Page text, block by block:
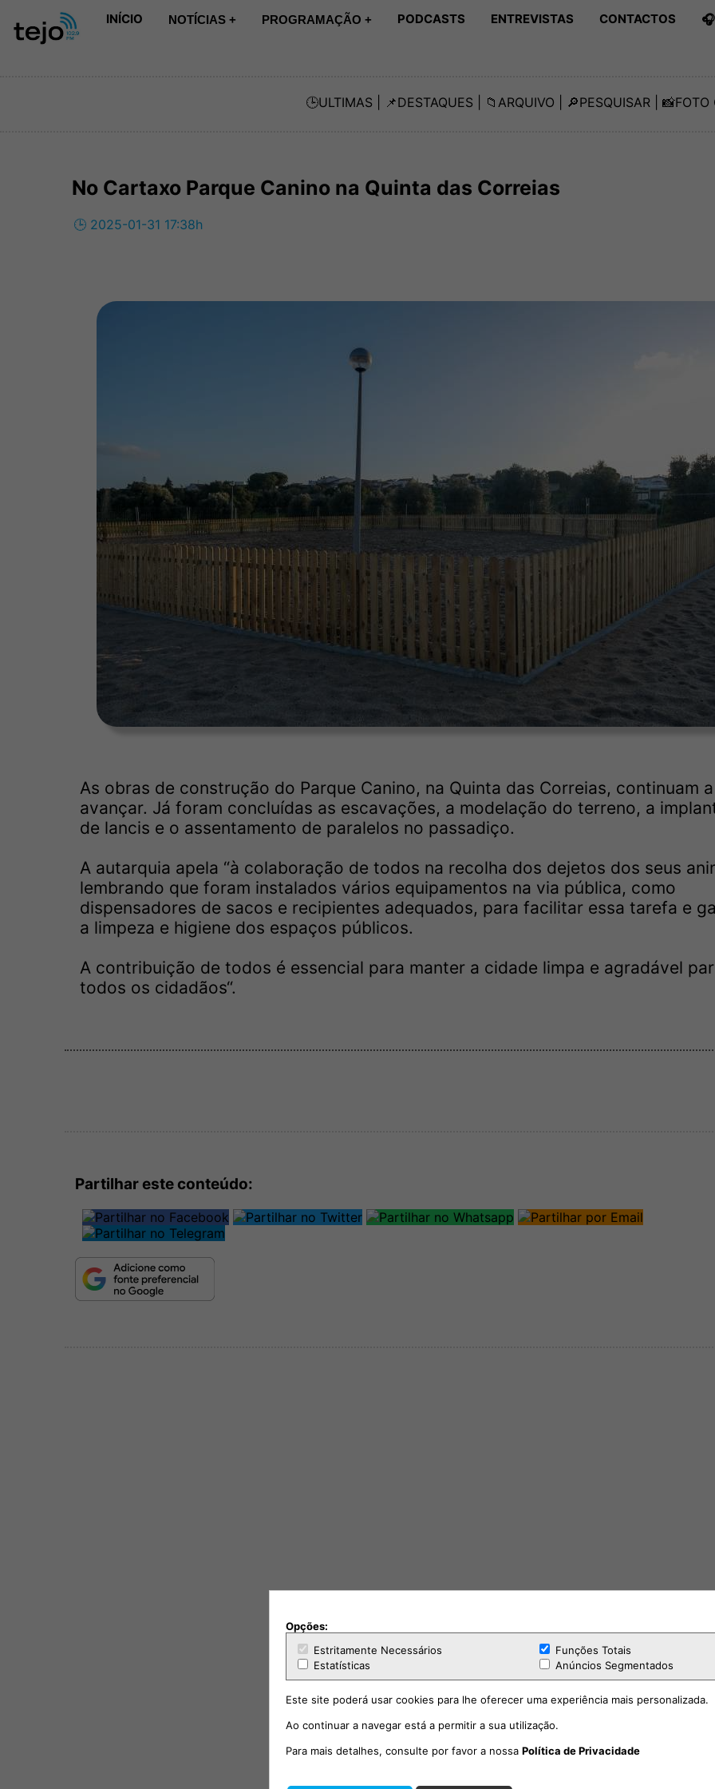
INÍCIO NOTÍCIAS + PROGRAMAÇÃO + PODCASTS ENTREVISTAS CONTACTOS
🕒ULTIMAS | 📌DESTAQUES | 📁 ARQUIVO | 🔎PESQUISAR | 📸FOTO
No Cartaxo Parque Canino na Quinta das Correias
🕒 2025-01-31 17:38h
As obras de construção do Parque Canino, na Quinta das Correias, continuam a
avançar. Já foram concluídas as escavações, a modelação do terreno, a
de lancis e o assentamento de paralelos no passadiço.
A autarquia apela “à colaboração de todos na recolha dos dejetos dos seus
lembrando que foram instalados vários equipamentos na via pública, como
dispensadores de sacos e recipientes adequados, para facilitar essa tarefa e
a limpeza e higiene dos espaços públicos.
A contribuição de todos é essencial para manter a cidade limpa e agradável
todos os cidadãos“.
Partilhar este conteúdo:
Opções:
Estritamente Necessários
Funções Totais
Estatísticas
Anúncios Segmentados
Este site poderá usar cookies para lhe oferecer uma experiência mais personalizada.
Ao continuar a navegar está a permitir a sua utilização.
Para mais detalhes, consulte por favor a nossa Política de Privacidade